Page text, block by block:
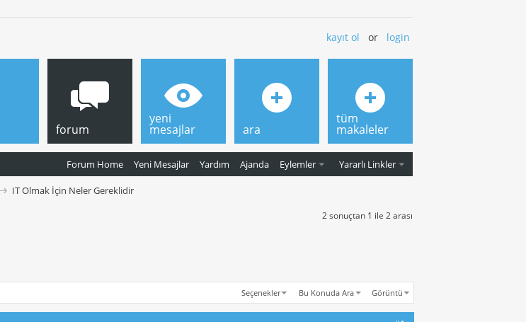
kayıt ol or login
forum
Forum Home Yeni Mesajlar Yardım Ajanda Eylemler Yararlı Linkler
yeni
mesajlar ara
tüm
makaleler
IT Olmak İçin Neler Gereklidir
2 sonuçtan 1 ile 2 arası
Seçenekler Bu Konuda Ara Görüntü